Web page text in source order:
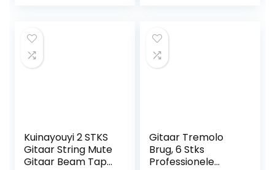
Kuinayouyi 2 STKS
Gitaar String Mute
Gitaar Beam Tape
Gitaar Tremolo
Brug, 6 Stks
Professionele